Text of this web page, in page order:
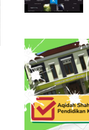
Menyoal Hadits